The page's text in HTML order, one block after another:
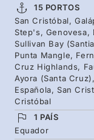
animais
humano, a
junto de
promessa de
tudo isto não
proporciona-
15 PORTOS
San Cristóbal,
Step's, Genovesa,
Sullivan Bay
Punta Mangle,
Cruz Highlands,
Ayora (Santa
Española, San
Cristóbal
1 PAÍS
Equador